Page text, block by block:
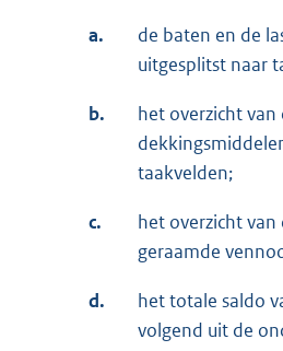
a.
de baten en de
uitgesplitst naar
b.
het overzicht van
taakvelden;
c.
het overzicht
geraamde
d.
het totale saldo
volgend uit de